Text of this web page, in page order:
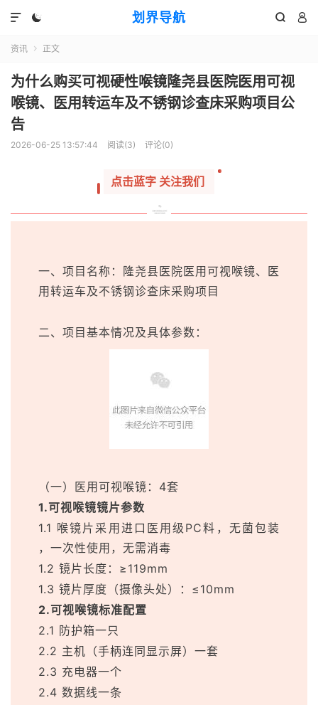
划界导航
  

资讯  正文
为什么购买可视硬性喉镜隆尧县医院医用可视
喉镜、医用转运车及不锈钢诊查床采购项目公
告
2026-06-25 13:57:44 阅读(3) 评论(0)
点击蓝字 关注我们
一、项目名称：隆尧县医院医用可视喉镜、医
用转运车及不锈钢诊查床采购项目
二、项目基本情况及具体参数：
（一）医用可视喉镜：4套
1.可视喉镜镜片参数
1.1 喉镜片采用进口医用级PC料，无菌包装
，一次性使用，无需消毒
1.2 镜片长度：≥119mm
1.3 镜片厚度（摄像头处）：≤10mm
2.可视喉镜标准配置
2.1 防护箱一只
2.2 主机（手柄连同显示屏）一套
2.3 充电器一个
2.4 数据线一条